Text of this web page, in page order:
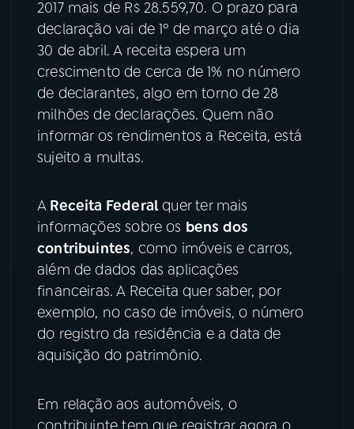
YouTube Facebook
Instagram X
TikTok
2017 mais de R$ 28.559,70. O prazo para
declaração vai de 1º de março até o dia
30 de abril. A receita espera um
crescimento de cerca de 1% no número
de declarantes, algo em torno de 28
milhões de declarações. Quem não
informar os rendimentos a Receita, está
sujeito a multas.
A Receita Federal quer ter mais
informações sobre os bens dos
contribuintes, como imóveis e carros,
além de dados das aplicações
financeiras. A Receita quer saber, por
exemplo, no caso de imóveis, o número
do registro da residência e a data de
aquisição do patrimônio.
Em relação aos automóveis, o